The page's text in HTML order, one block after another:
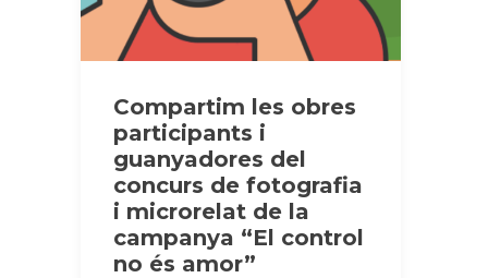
Compartim les obres
participants i
guanyadores del
concurs de fotografia
i microrelat de la
campanya “El control
no és amor”